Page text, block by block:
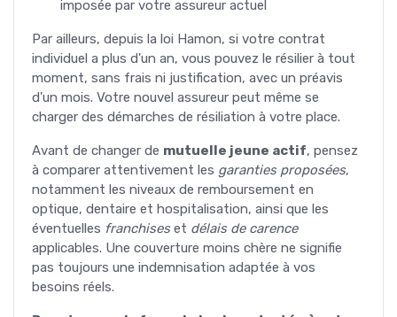
imposée par votre assureur actuel
Par ailleurs, depuis la loi Hamon, si votre contrat
individuel a plus d'un an, vous pouvez le résilier à tout
moment, sans frais ni justification, avec un préavis
d'un mois. Votre nouvel assureur peut même se
charger des démarches de résiliation à votre place.
Avant de changer de mutuelle jeune actif, pensez
à comparer attentivement les garanties proposées,
notamment les niveaux de remboursement en
optique, dentaire et hospitalisation, ainsi que les
éventuelles franchiseset délais de carence
applicables. Une couverture moins chère ne signifie
pas toujours une indemnisation adaptée à vos
besoins réels.